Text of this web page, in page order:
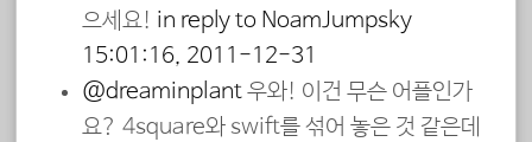
으세요! in reply to NoamJumpsky
15:01:16, 2011-12-31
@dreaminplant우와! 이건 무슨 어플인가
요? 4square와 swift를 섞어 놓은 것 같은데